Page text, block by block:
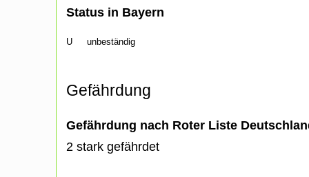
Status in Bayern
U unbeständig
Gefährdung
Gefährdung nach Roter Liste
2 stark gefährdet